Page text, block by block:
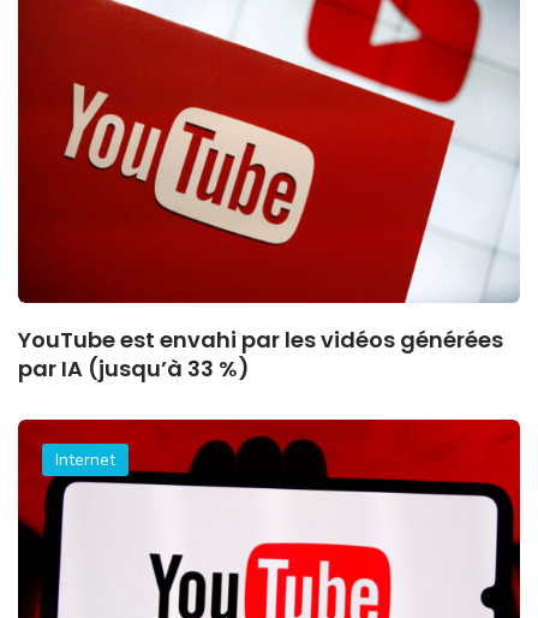
YouTube est envahi par les vidéos générées
par IA (jusqu’à 33 %)
Internet